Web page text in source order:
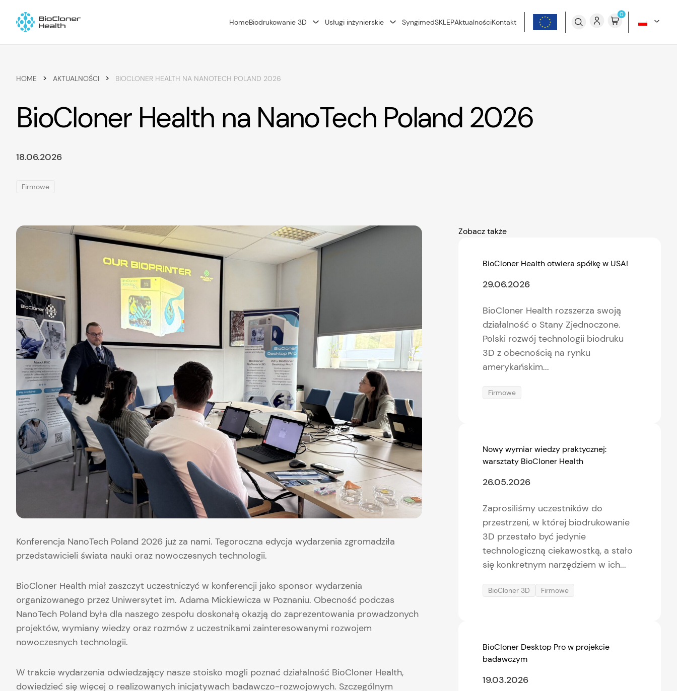
HomeBiodrukowanie 3D Usługi inżynierskie SyngimedSKLEPAktualnościKontakt
0
HOME > AKTUALNOŚCI > BIOCLONER HEALTH NA NANOTECH POLAND 2026
BioCloner Health na NanoTech Poland 2026
18.06.2026
Firmowe
Konferencja NanoTech Poland 2026 już za nami. Tegoroczna edycja wydarzenia zgromadziła
przedstawicieli świata nauki oraz nowoczesnych technologii.
BioCloner Health miał zaszczyt uczestniczyć w konferencji jako sponsor wydarzenia
organizowanego przez Uniwersytet im. Adama Mickiewicza w Poznaniu. Obecność podczas
NanoTech Poland była dla naszego zespołu doskonałą okazją do zaprezentowania prowadzonych
projektów, wymiany wiedzy oraz rozmów z uczestnikami zainteresowanymi rozwojem
nowoczesnych technologii.
W trakcie wydarzenia odwiedzający nasze stoisko mogli poznać działalność BioCloner Health,
dowiedzieć się więcej o realizowanych inicjatywach badawczo-rozwojowych. Szczególnym
Zobacz także
BioCloner Health otwiera spółkę w USA!
29.06.2026
BioCloner Health rozszerza swoją
działalność o Stany Zjednoczone.
Polski rozwój technologii biodruku
3D z obecnością na rynku
amerykańskim...
Firmowe
Nowy wymiar wiedzy praktycznej:
warsztaty BioCloner Health
26.05.2026
Zaprosiliśmy uczestników do
przestrzeni, w której biodrukowanie
3D przestało być jedynie
technologiczną ciekawostką, a stało
się konkretnym narzędziem w ich...
BioCloner 3D Firmowe
BioCloner Desktop Pro w projekcie
badawczym
19.03.2026